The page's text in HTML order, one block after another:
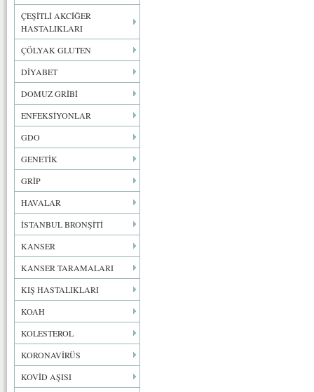
ÇEŞİTLİ AKCİĞER
HASTALIKLARI
ÇÖLYAK GLUTEN
DİYABET
DOMUZ GRİBİ
ENFEKSİYONLAR
GDO
GENETİK
GRİP
HAVALAR
İSTANBUL BRONŞİTİ
KANSER
KANSER TARAMALARI
KIŞ HASTALIKLARI
KOAH
KOLESTEROL
KORONAVİRÜS
KOVİD AŞISI